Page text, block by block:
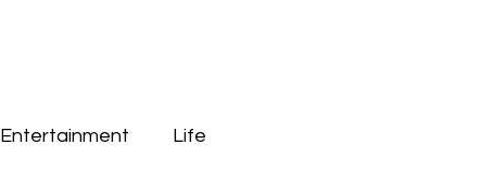
Entertainment Life